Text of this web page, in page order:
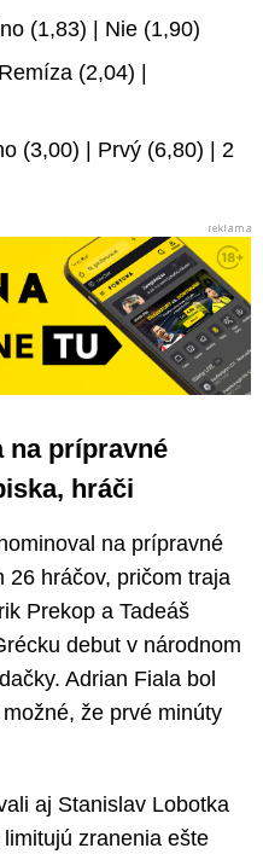
(1,83) | Nie (1,90)
(2,04) |
(3,00) | Prvý (6,80) | 2
na prípravné
hráči
na prípravné
26 hráčov, pričom traja
Prekop a Tadeáš
debut v národnom
Adrian Fiala bol
že prvé minúty
aj Stanislav Lobotka
zranenia ešte